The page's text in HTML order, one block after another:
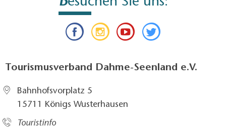
Tourismusverband Dahme-Seenland e.V.
Bahnhofsvorplatz 5​
15711 Königs Wusterhausen
Touristinfo